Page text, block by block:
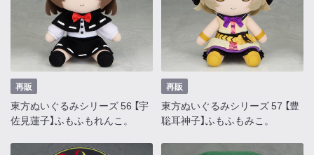
再販
東方ぬいぐるみシリーズ 56 【宇
佐見蓮子】ふもふもれんこ。
再販
東方ぬいぐるみシリーズ 57 【豊
聡耳神子】ふもふもみこ。